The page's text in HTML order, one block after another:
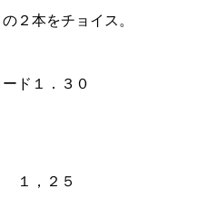
２本をチョイス。
ド１．３０
１，２５